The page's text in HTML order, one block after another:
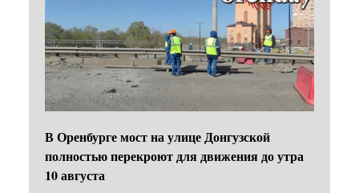
В Оренбурге мост на улице Донгузской
полностью перекроют для движения до утра
10 августа